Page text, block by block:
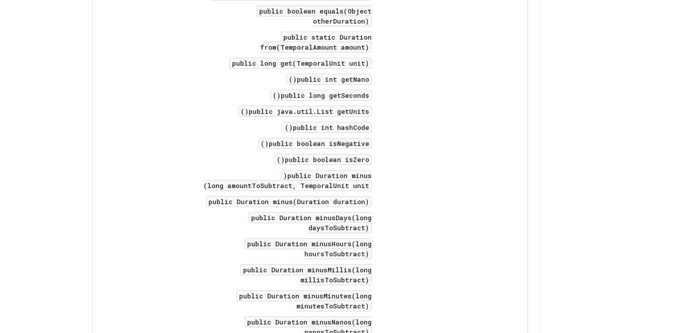
public boolean equals(Object
otherDuration)
public static Duration
from(TemporalAmount amount)
public long get(TemporalUnit unit)
public int getNano()
public long getSeconds()
public java.util.List getUnits()
public int hashCode()
public boolean isNegative()
public boolean isZero()
public Duration minus(
long amountToSubtract, TemporalUnit unit)
public Duration minus(Duration duration)
public Duration minusDays(long
daysToSubtract)
public Duration minusHours(long
hoursToSubtract)
public Duration minusMillis(long
millisToSubtract)
public Duration minusMinutes(long
minutesToSubtract)
public Duration minusNanos(long